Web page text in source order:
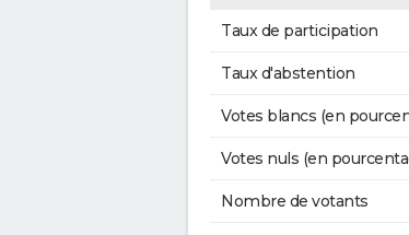
Taux de participation
Taux d'abstention
Votes blancs (en
Votes nuls (en
Nombre de votants